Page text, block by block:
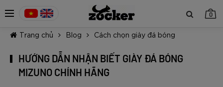
0
Trang chủ Blog Cách chọn giày đá bóng
HƯỚNG DẪN NHẬN BIẾT GIÀY ĐÁ BÓNG
MIZUNO CHÍNH HÃNG